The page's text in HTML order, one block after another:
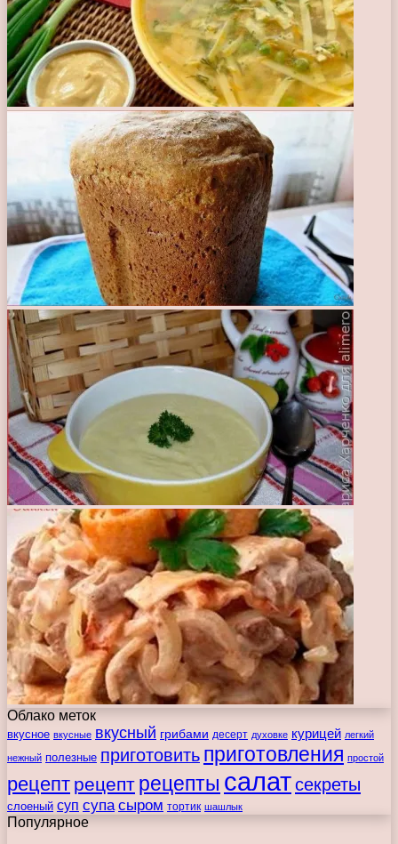
Облако меток
вкусное вкусные вкусный грибами десерт духовке курицей легкий
нежный полезные приготовить приготовления простой
рецепт рецепт рецепты салатсекреты
слоеный суп супа сыром тортик шашлык
Популярное